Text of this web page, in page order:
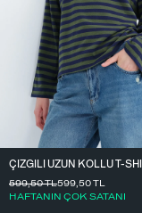
599,50TL
HAFTANIN ÇOK SATANI
599,50TL